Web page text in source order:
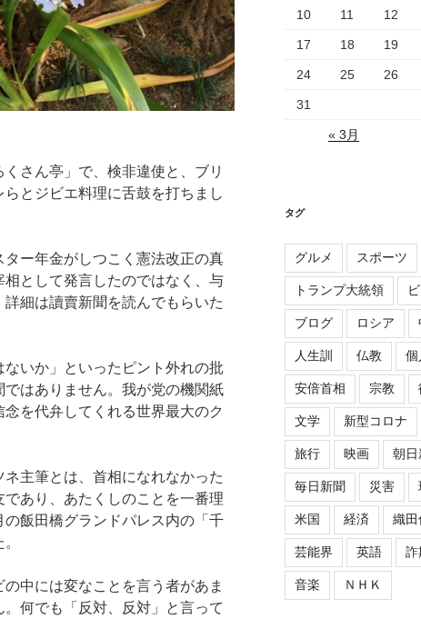
さん亭」で、検非違使と、ブリ
とジビエ料理に舌鼓を打ちまし
ー年金がしつこく憲法改正の真
として発言したのではなく、与
細は讀賣新聞を読んでもらいた
いか」といったピント外れの批
はありません。我が党の機関紙
を代弁してくれる世界最大のク
主筆とは、首相になれなかった
あり、あたくしのことを一番理
飯田橋グランドパレス内の「千
中には変なことを言う者があま
何でも「反対、反対」と言って
10 11 12
17 18 19
24 25 26
31
« 3月
タグ
グルメ スポーツ
トランプ大統領
ブログ ロシア
人生訓 仏教 個
安倍首相 宗教
文学 新型コロナ
旅行 映画 朝日
毎日新聞 災害
米国 経済 織田
芸能界 英語 詐
音楽 ＮＨＫ